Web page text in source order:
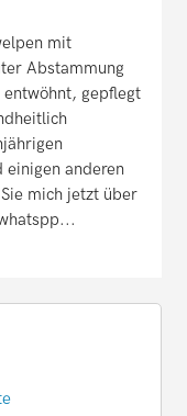
mit
Abstammung
gepflegt
einigen anderen
mich jetzt über